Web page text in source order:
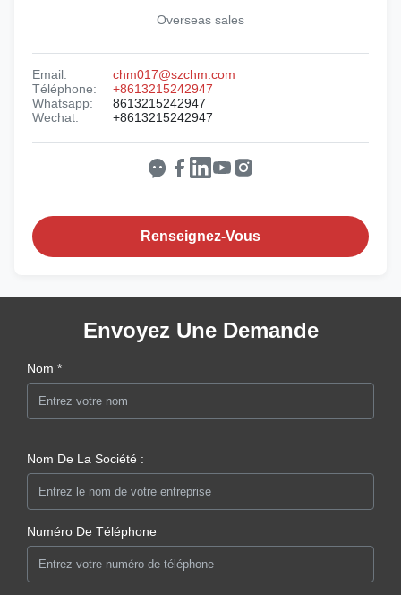
Overseas sales
Email:
chm017@szchm.com
Téléphone:
+8613215242947
Whatsapp:
8613215242947
Wechat:
+8613215242947
Renseignez-Vous
Envoyez Une Demande
Nom *
Nom De La Société :
Numéro De Téléphone